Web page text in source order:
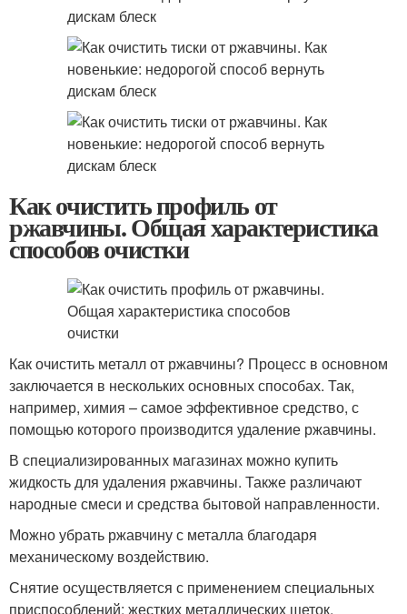
Как очистить профиль от
ржавчины. Общая характеристика
способов очистки
Как очистить металл от ржавчины? Процесс в основном
заключается в нескольких основных способах. Так,
например, химия – самое эффективное средство, с
помощью которого производится удаление ржавчины.
В специализированных магазинах можно купить
жидкость для удаления ржавчины. Также различают
народные смеси и средства бытовой направленности.
Можно убрать ржавчину с металла благодаря
механическому воздействию.
Снятие осуществляется с применением специальных
приспособлений: жестких металлических щеток,